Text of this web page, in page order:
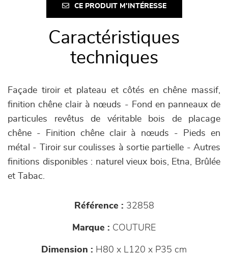
CE PRODUIT M'INTÉRESSE
Caractéristiques
techniques
Façade tiroir et plateau et côtés en chêne massif,
finition chêne clair à nœuds - Fond en panneaux de
particules revêtus de véritable bois de placage
chêne - Finition chêne clair à nœuds - Pieds en
métal - Tiroir sur coulisses à sortie partielle - Autres
finitions disponibles : naturel vieux bois, Etna, Brûlée
et Tabac.
Référence : 32858
Marque : COUTURE
Dimension : H80 x L120 x P35 cm